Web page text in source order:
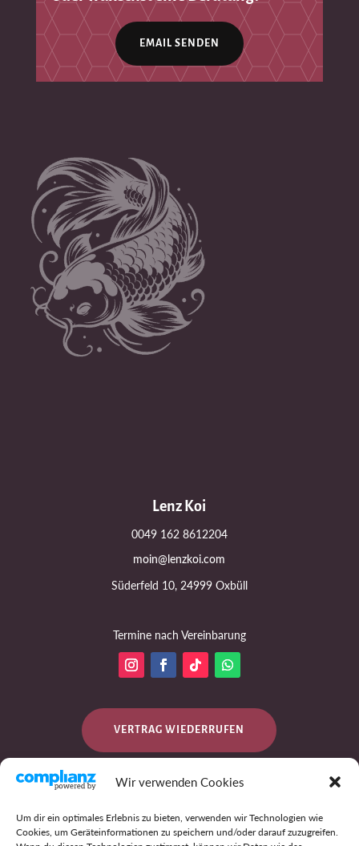
Wir verwenden Cookies
Um dir ein optimales Erlebnis zu bieten, verwenden wir Technologien wie
Cookies, um Geräteinformationen zu speichern und/oder darauf zuzugreifen.
EMAIL SENDEN
Lenz Koi
0049 162 8612204
moin@lenzkoi.com
Süderfeld 10, 24999 Oxbüll
Termine nach Vereinbarung
VERTRAG WIEDERRUFEN